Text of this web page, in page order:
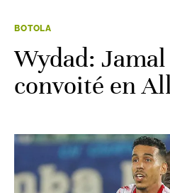
BOTOLA
Wydad:
convoité en